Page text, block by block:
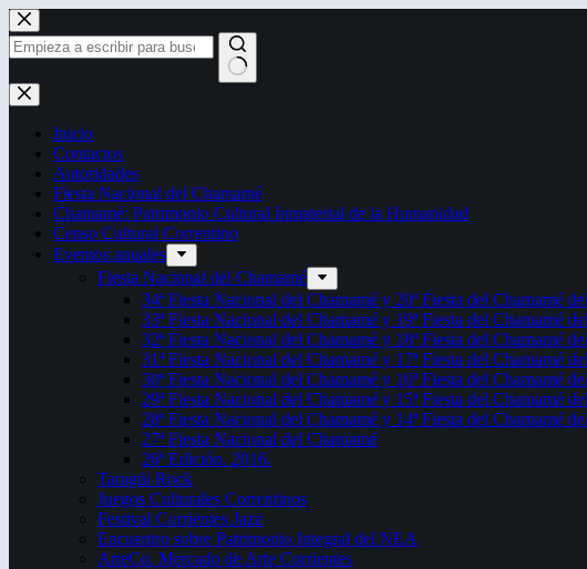
Saltar
al
contenido
Sin
resultados
Inicio
Contactos
Autoridades
Fiesta Nacional del Chamamé
Chamamé: Patrimonio Cultural Inmaterial de la Humanidad
Censo Cultural Correntino
Eventos anuales
Fiesta Nacional del Chamamé
34ª Fiesta Nacional del Chamamé y 20ª Fiesta del Chamamé
33ª Fiesta Nacional del Chamamé y 19ª Fiesta del Chamamé
32ª Fiesta Nacional del Chamamé y 18ª Fiesta del Chamamé
31ª Fiesta Nacional del Chamamé y 17ª Fiesta del Chamamé
30ª Fiesta Nacional del Chamamé y 16ª Fiesta del Chamamé
29ª Fiesta Nacional del Chamamé y 15ª Fiesta del Chamamé
28ª Fiesta Nacional del Chamamé y 14ª Fiesta del Chamamé
27ª Fiesta Nacional del Chamamé
26ª Edición. 2016.
Taragüi Rock
Juegos Culturales Correntinos
Festival Corrientes Jazz
Encuentro sobre Patrimonio Integral del NEA
ArteCo. Mercado de Arte Corrientes